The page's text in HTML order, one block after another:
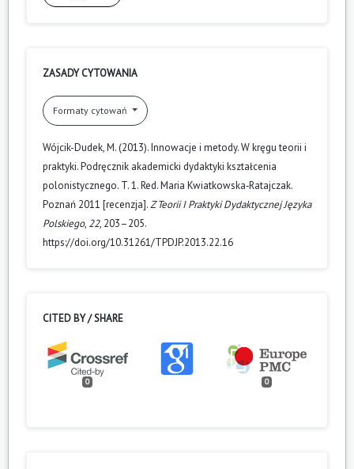
ZASADY CYTOWANIA
Formaty cytowań
Wójcik-Dudek, M. (2013). Innowacje i metody. W kręgu teorii i
praktyki. Podręcznik akademicki dydaktyki kształcenia
polonistycznego. T. 1. Red. Maria Kwiatkowska‑Ratajczak.
Poznań 2011 [recenzja].Z Teorii I Praktyki Dydaktycznej Języka
Polskiego, 22, 203–205.
https://doi.org/10.31261/TPDJP.2013.22.16
CITED BY / SHARE
0 0